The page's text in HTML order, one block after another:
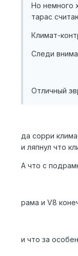
Но немного
тарас
Климат-
Следи
Отличный
да сорри
и ляпнул что
А что с
рама и V8
и что за